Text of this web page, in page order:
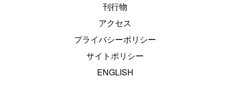
刊行物
アクセス
プライバシーポリシー
サイトポリシー
ENGLISH